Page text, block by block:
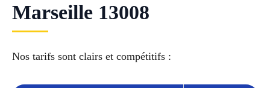
Marseille 13008
Nos tarifs sont clairs et compétitifs :